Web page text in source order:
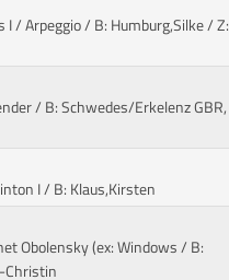
I / Arpeggio/ B: Humburg,Silke / Z:
/ B: Schwedes/Erkelenz GBR,
I/ B: Klaus,Kirsten
Obolensky (ex: Windows/ B:
Christin